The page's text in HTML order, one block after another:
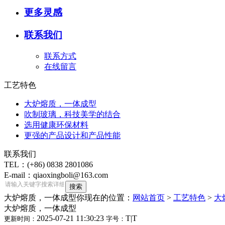
更多灵感
联系我们
联系方式
在线留言
工艺特色
大炉熔质，一体成型
吹制玻璃，科技美学的结合
选用健康环保材料
更强的产品设计和产品性能
联系我们
TEL：(+86) 0838 2801086
E-mail：qiaoxingboli@163.com
大炉熔质，一体成型你现在的位置： 网站首页 > 工艺特色 > 大
大炉熔质，一体成型
更新时间： 2025-07-21 11:30:23 字号： T|T